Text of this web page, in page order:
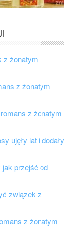
z żonatym
z żonatym
z żonatym
ujęły lat i dodały
jak przejść od
związek z
z żonatym